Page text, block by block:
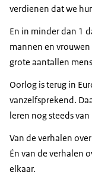
verdienen dat we
En in minder dan 1
mannen en
grote aantallen
Oorlog is terug in
vanzelfsprekend.
leren nog steeds
Van de verhalen
Én van de verhalen
elkaar.